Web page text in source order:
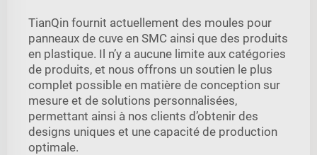
TianQin fournit actuellement des moules pour
panneaux de cuve en SMC ainsi que des produits
en plastique. Il n’y a aucune limite aux catégories
de produits, et nous offrons un soutien le plus
complet possible en matière de conception sur
mesure et de solutions personnalisées,
permettant ainsi à nos clients d’obtenir des
designs uniques et une capacité de production
optimale.